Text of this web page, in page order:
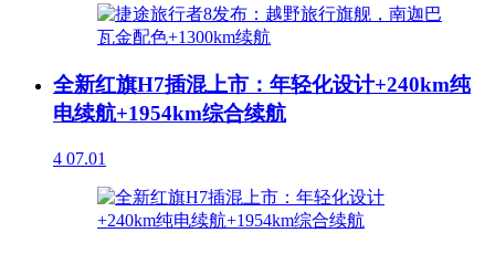
全新红旗H7插混上市：年轻化设计+240km纯
电续航+1954km综合续航
4 07.01